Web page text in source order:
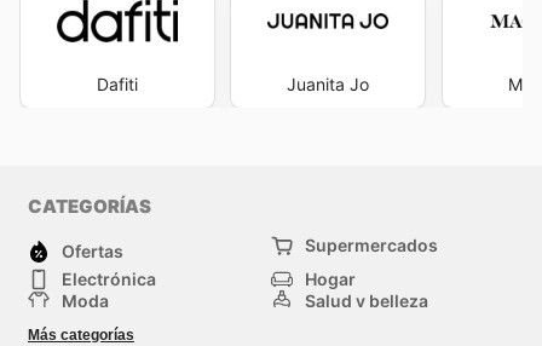
Dafiti Juanita Jo
CATEGORÍAS
Ofertas
Supermercados
Electrónica
Hogar
Moda
Salud y belleza
Deportes
Más categorías